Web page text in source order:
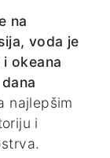
na
voda je
okeana
najlepšim
i